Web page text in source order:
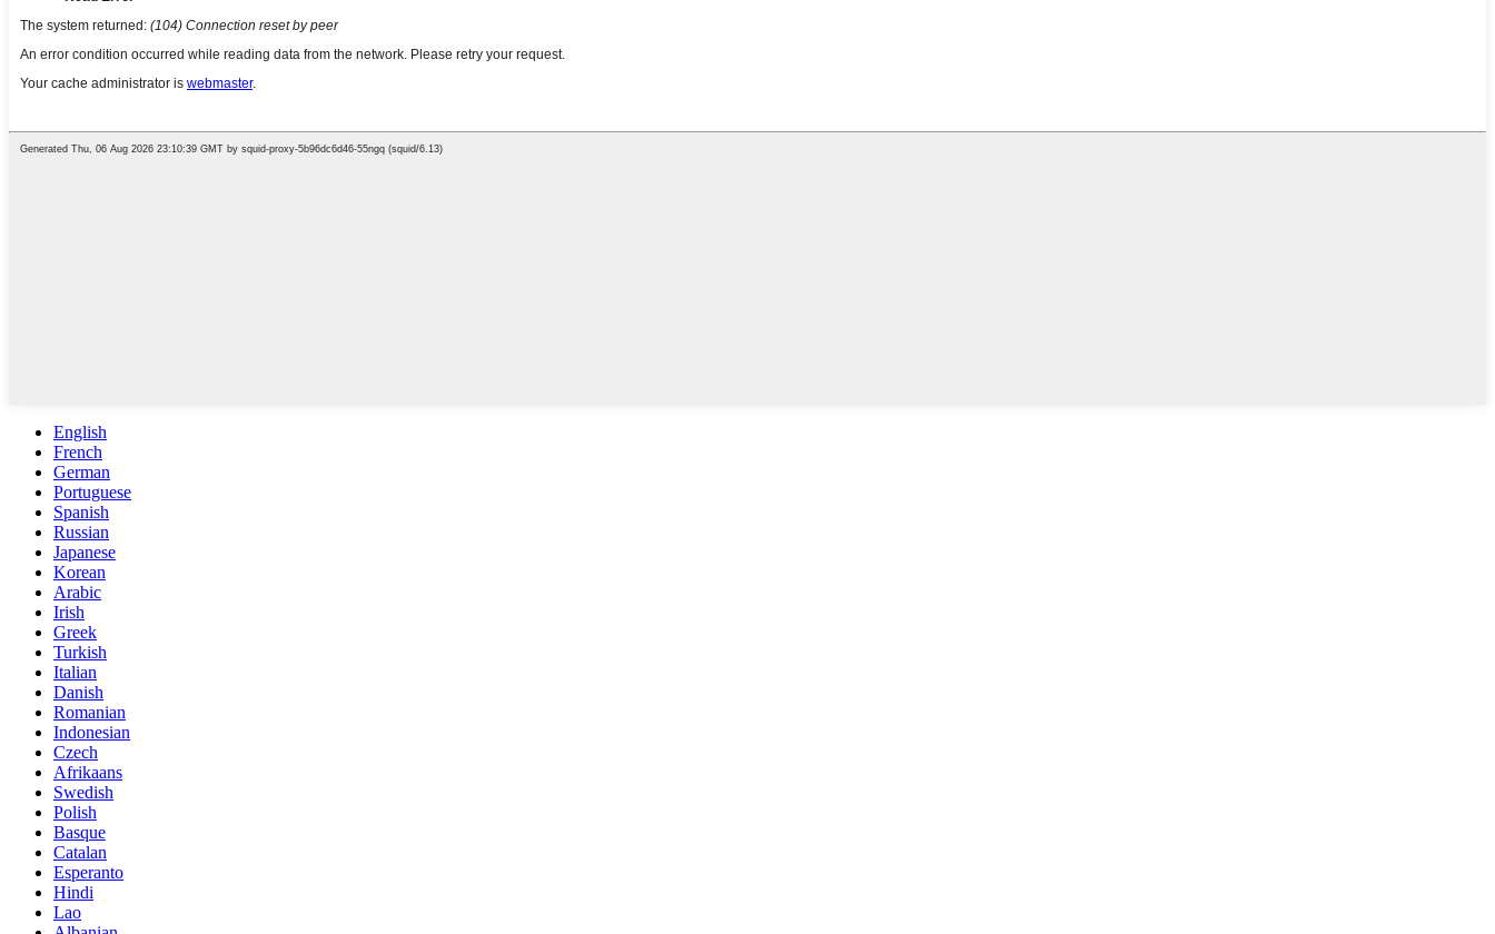
English
French
German
Portuguese
Spanish
Russian
Japanese
Korean
Arabic
Irish
Greek
Turkish
Italian
Danish
Romanian
Indonesian
Czech
Afrikaans
Swedish
Polish
Basque
Catalan
Esperanto
Hindi
Lao